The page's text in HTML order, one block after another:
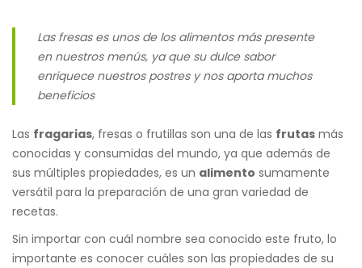
Las fresas es unos de los alimentos más presente
en nuestros menús, ya que su dulce sabor
enriquece nuestros postres y nos aporta muchos
beneficios
Las fragarias, fresas o frutillas son una de las frutas más
conocidas y consumidas del mundo, ya que además de
sus múltiples propiedades, es un alimento sumamente
versátil para la preparación de una gran variedad de
recetas.
Sin importar con cuál nombre sea conocido este fruto, lo
importante es conocer cuáles son las propiedades de su